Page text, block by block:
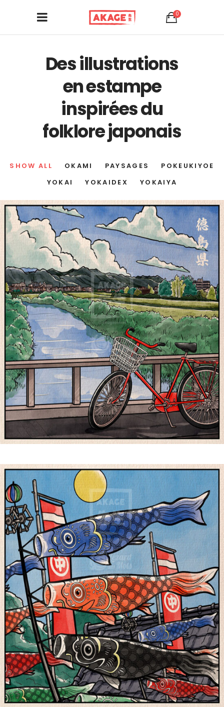
0
Des illustrations
en estampe
inspirées du
folklore japonais
SHOW ALL OKAMI PAYSAGES
POKEUKIYOE
YOKAI
YOKAIDEX YOKAIYA
Promenades À
Tokushima 徳島県 |
Shiki 四季
Le Jour Des Enfants 子
供の日 | Shiki 四季